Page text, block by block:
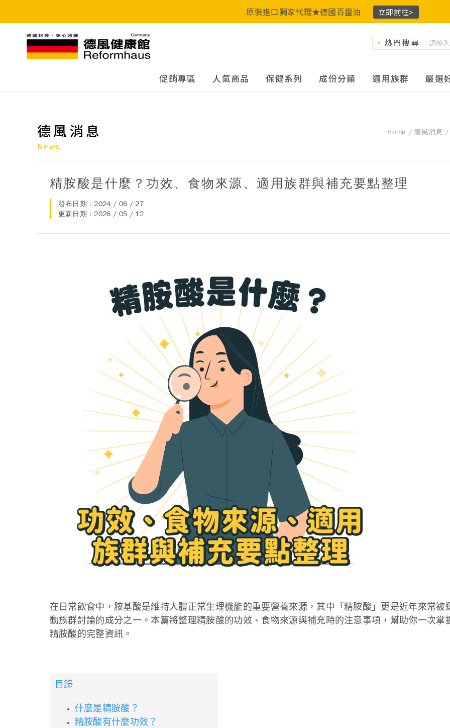
原裝進口獨家代理★德國百靈油 立即前往>
促銷專區 人氣商品 保健系列 成份分類 適用族群 嚴選
熱門搜尋
Home 德風消息
德風消息
News
精胺酸是什麼？功效、食物來源、適用族群與補充要點整理
發布日期：2024 / 06 / 27
更新日期：2026 / 05 / 12
在日常飲食中，胺基酸是維持人體正常生理機能的重要營養來源，其中「精胺酸」更是近年來常被
動族群討論的成分之一。本篇將整理精胺酸的功效、食物來源與補充時的注意事項，幫助你一次掌
精胺酸的完整資訊。
目錄
什麼是精胺酸？
精胺酸有什麼功效？